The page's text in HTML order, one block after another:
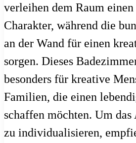
verleihen dem Raum
Charakter, während die
an der Wand für einen
sorgen. Dieses
besonders für kreative
Familien, die einen
schaffen möchten. Um
zu individualisieren,